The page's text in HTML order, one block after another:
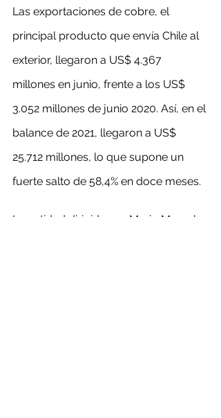
Las exportaciones de cobre, el
principal producto que envía Chile al
exterior, llegaron a US$ 4.367
millones en junio, frente a los US$
3.052 millones de junio 2020. Así, en el
balance de 2021, llegaron a US$
25.712 millones, lo que supone un
fuerte salto de 58,4% en doce meses.
La entidad dirigida por Mario Marcel